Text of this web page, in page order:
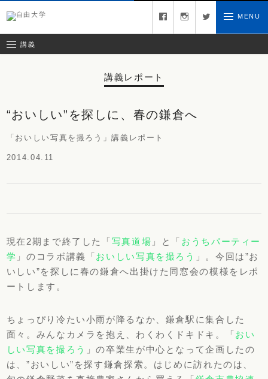
お問い合わせfacebook instagram twitter MENU
講義
講義レポート
“おいしい”を探しに、春の鎌倉へ
「おいしい写真を撮ろう」講義レポート
2014.04.11
現在2期まで終了した「写真道場 」と「 おうちパーティー
学 」のコラボ講義「おいしい写真を撮ろう
」。今回は”お
いしい”を探しに春の鎌倉へ出掛けた同窓会の模様をレポ
ートします。
ちょっぴり冷たい小雨が降るなか、鎌倉駅に集合した
面々。みんなカメラを抱え、わくわくドキドキ。「おい
しい写真を撮ろう
」の卒業生が中心となって企画したの
は、”おいしい”を探す鎌倉探索。はじめに訪れたのは、